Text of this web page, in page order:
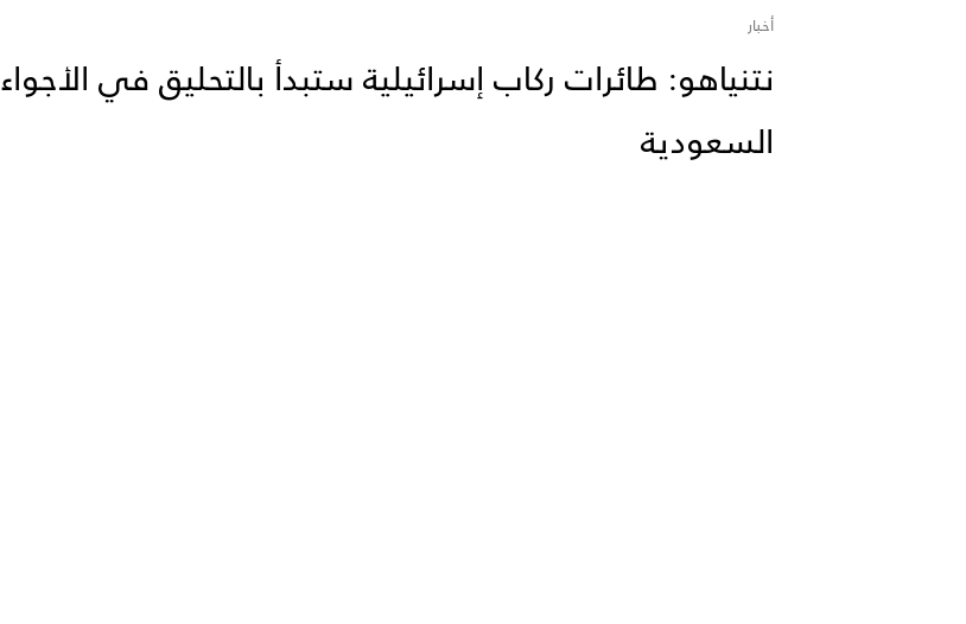
أخبار
نتنياهو: طائرات ركاب إسرائيلية ستبدأ بالتحليق في الأجواء
السعودية